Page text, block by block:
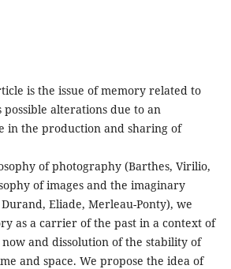
is the issue of memory related to
alterations due to an
in the production and sharing of
of photography (Barthes, Virilio,
of images and the imaginary
Eliade, Merleau-Ponty), we
as a carrier of the past in a context of
and dissolution of the stability of
and space. We propose the idea of